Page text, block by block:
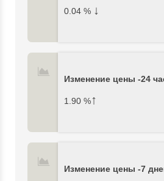
0.04 % ↓
Изменение цены -24
1.90 %↑
Изменение цены -7